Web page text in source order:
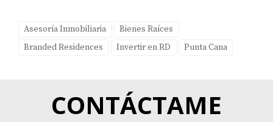
Asesoría Inmobiliaria
Bienes Raíces
Branded Residences
Invertir en RD Punta Cana
CONTÁCTAME